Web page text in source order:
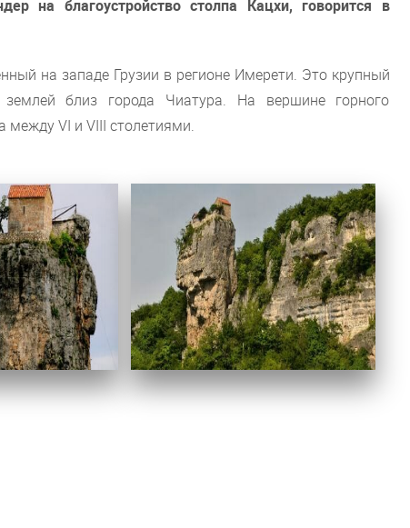
на благоустройство столпа Кацхи, говорится в
на западе Грузии в регионе Имерети. Это крупный
близ города Чиатура. На вершине горного
между VI и VIII столетиями.